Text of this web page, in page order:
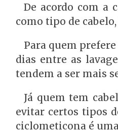
De acordo com a
como tipo de
Para quem
dias entre as
tendem a ser mais
Já quem tem
evitar certos tipos
ciclometicona é